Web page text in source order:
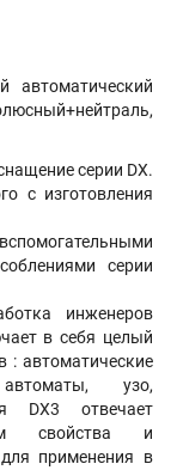
автоматический
серии DX.
с изготовления
серии
инженеров
в себя целый
: автоматические
узо,
DX3 отвечает
свойства и
применения в